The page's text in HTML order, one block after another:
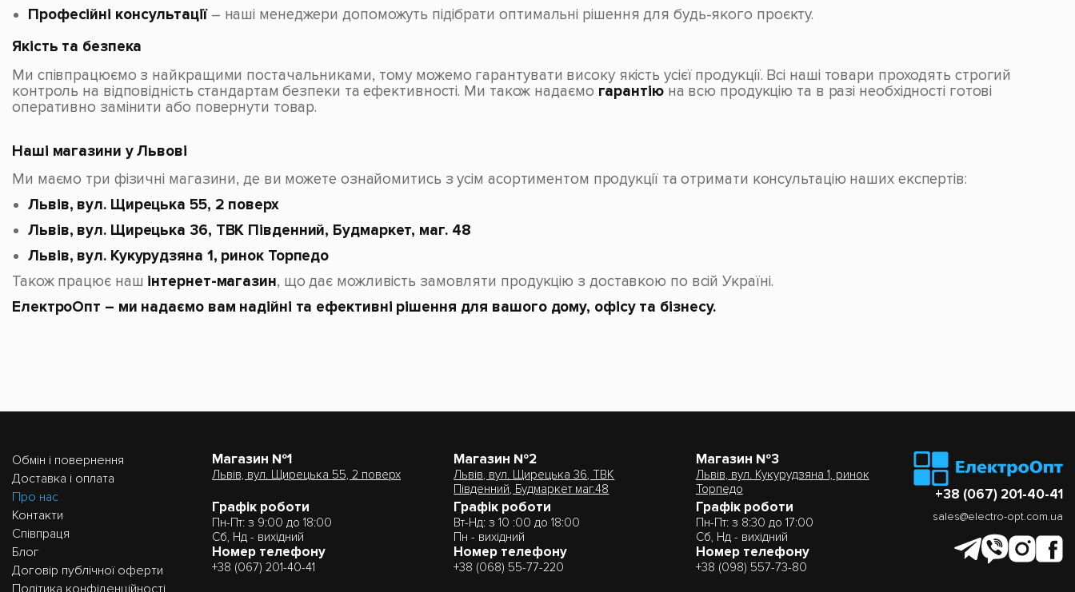
Професійні консультації– наші менеджери допоможуть підібрати оптимальні рішення для будь-якого проєкту.
Якість та безпека
Ми співпрацюємо з найкращими постачальниками, тому можемо гарантувати високу якість усієї продукції. Всі наші товари проходять строгий
контроль на відповідність стандартам безпеки та ефективності. Ми також надаємо гарантіюна всю продукцію та в разі необхідності готові
оперативно замінити або повернути товар.
Наші магазини у Львові
Ми маємо три фізичні магазини, де ви можете ознайомитись з усім асортиментом продукції та отримати консультацію наших експертів:
Львів, вул. Щирецька 55, 2 поверх
Львів, вул. Щирецька 36, ТВК Південний, Будмаркет, маг. 48
Львів, вул. Кукурудзяна 1, ринок Торпедо
Також працює наш інтернет-магазин, що дає можливість замовляти продукцію з доставкою по всій Україні.
ЕлектроОпт – ми надаємо вам надійні та ефективні рішення для вашого дому, офісу та бізнесу.
Обмін і повернення
Доставка і оплата
Про нас
Контакти
Співпраця
Блог
Договір публічної оферти
Магазин №1
Львів, вул. Щирецька 55, 2 поверх
Графік роботи
Пн-Пт: з 9:00 до 18:00
Сб, Нд - вихідний
Номер телефону
+38 (067) 201-40-41
Магазин №2
Львів, вул. Щирецька 36, ТВК
Південний, Будмаркет маг.48
Графік роботи
Вт-Нд: з 10 :00 до 18:00
Пн - вихідний
Номер телефону
+38 (068) 55-77-220
Магазин №3
Львів, вул. Кукурудзяна 1, ринок
Торпедо
Графік роботи
Пн-Пт: з 8:30 до 17:00
Сб, Нд - вихідний
Номер телефону
+38 (098) 557-73-80
+38 (067) 201-40-41
sales@electro-opt.com.ua